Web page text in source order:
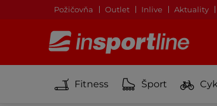
Požičovňa Outlet Inlive Aktuality
Fitness Šport